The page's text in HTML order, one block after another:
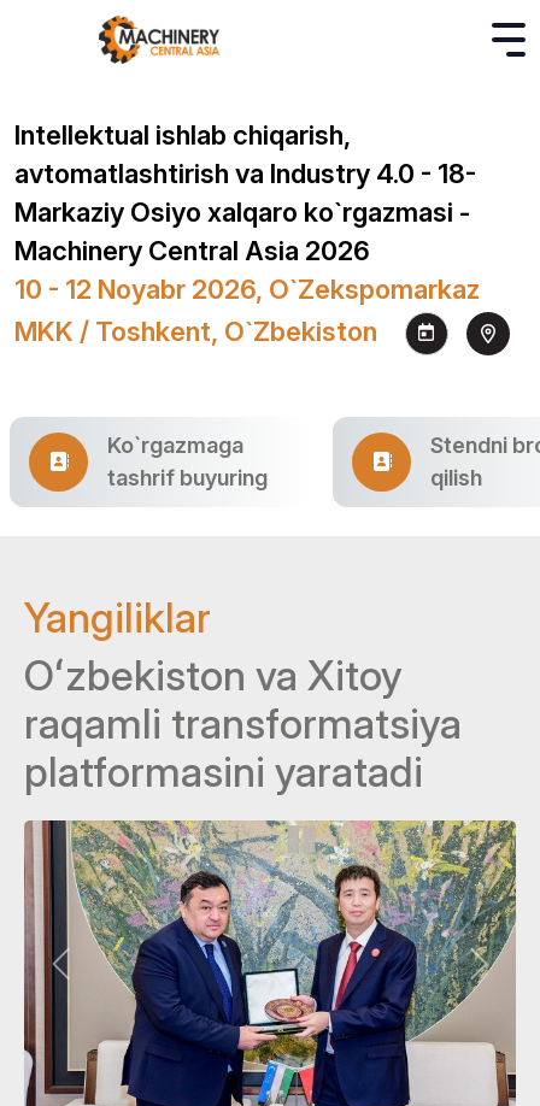
Intellektual ishlab chiqarish,
avtomatlashtirish va Industry 4.0 - 18-
Markaziy Osiyo xalqaro ko`rgazmasi -
Machinery Central Asia 2026
10 - 12 Noyabr 2026, O`zekspomarkaz
MKK / Toshkent, O`zbekiston
Ko`rgazmaga
tashrif buyuring
Stendni
qilish
Yangiliklar
Oʻzbekiston va Xitoy
raqamli transformatsiya
platformasini yaratadi